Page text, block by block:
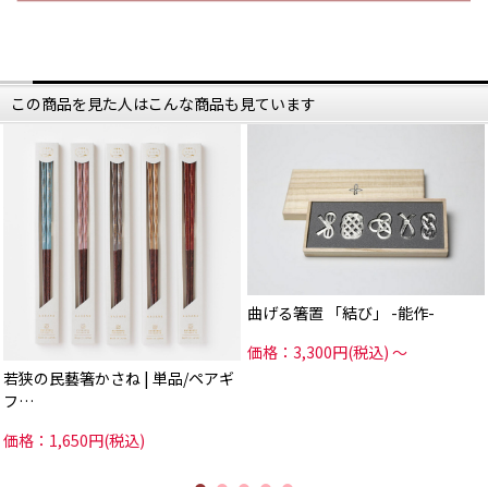
この商品を見た人はこんな商品も見ています
若狭の民藝箸かさね | 単品/ペアギ
フ…
価格：1,650円(税込)
曲げる箸置 「結び」 -能作-
価格：3,300円(税込)～